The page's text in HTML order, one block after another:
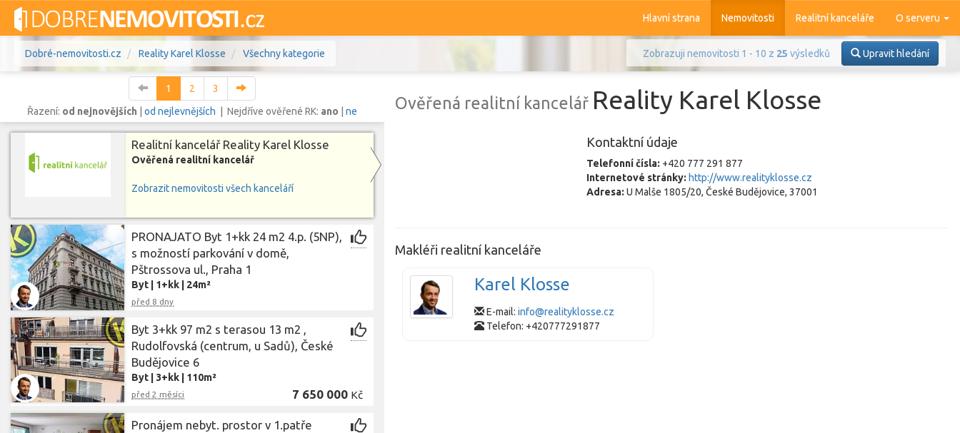
Hlavní strana Nemovitosti Realitní kanceláře O serveru
Zobrazuji nemovitosti 1 - 10 z 25 výsledků Upravit hledání
Dobré-nemovitosti.cz Reality Karel Klosse Všechny kategorie
Byty Domy Pozemky Komerční
Lokalita Lokalita
Lokalita Prodej i pronájem Prodej Pronájem
Cena
1 2
3
Řazení: od nejnovějších od nejlevnějších | Nejdříve ověřené RK: ano ne
Realitní kancelář Reality Karel Klosse
Ověřená realitní kancelář
Zobrazit nemovitosti všech kanceláří
PRONAJATO Byt 1+kk 24 m2 4.p. (5NP),
s možností parkování v domě,
Pštrossova ul., Praha 1
Byt 1+kk 24m²
před 8 dny
Byt 3+kk 97 m2 s terasou 13 m2 ,
Rudolfovská (centrum, u Sadů), České
Budějovice 6
Byt 3+kk 110m²
před 2 měsíci 7 650 000 Kč
Pronájem nebyt. prostor v 1.patře
Ověřená realitní kancelář Reality Karel Klosse
Kontaktní údaje
Telefonní čísla: +420 777 291 877
Internetové stránky: http://www.realityklosse.cz
Adresa: U Malše 1805/20, České Budějovice, 37001
Makléři realitní kanceláře
Karel Klosse
E-mail: info@realityklosse.cz
Telefon: +420777291877